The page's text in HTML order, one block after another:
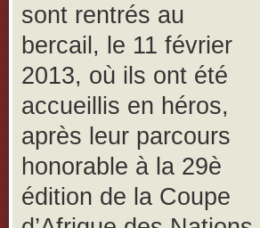
sont rentrés au
bercail, le 11 février
2013, où ils ont été
accueillis en héros,
après leur parcours
honorable à la 29è
édition de la Coupe